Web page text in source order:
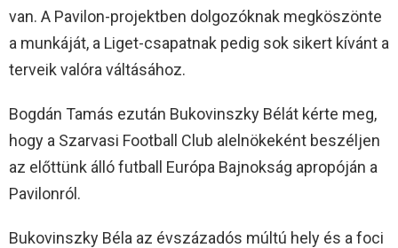
van. A Pavilon-projektben dolgozóknak megköszönte
a munkáját, a Liget-csapatnak pedig sok sikert kívánt a
terveik valóra váltásához.
Bogdán Tamás ezután Bukovinszky Bélát kérte meg,
hogy a Szarvasi Football Club alelnökeként beszéljen
az előttünk álló futball Európa Bajnokság apropóján a
Pavilonról.
Bukovinszky Béla az évszázadós múltú hely és a foci